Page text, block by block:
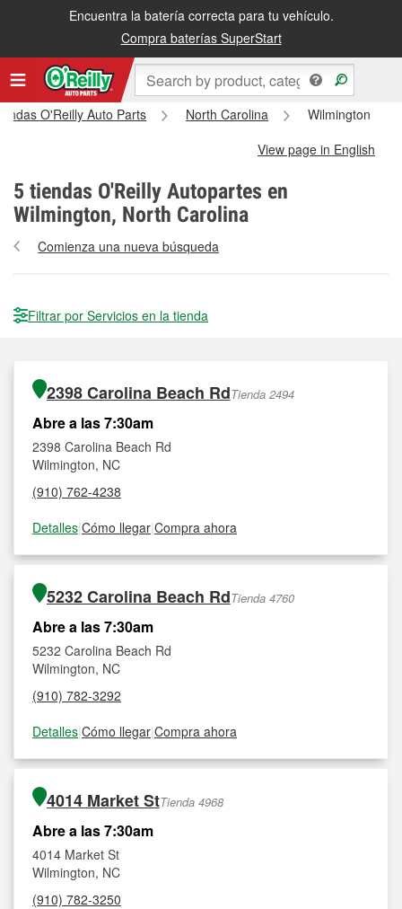
Encuentra la batería correcta para tu vehículo.
Compra baterías SuperStart
O'Reilly Auto Parts North Carolina
Wilmington
View page in English
5 tiendas O'Reilly Autopartes en
Wilmington, North Carolina
Comienza una nueva búsqueda
Filtrar por Servicios en la tienda
2398 Carolina Beach RdTienda 2494
Abre a las 7:30am
2398 Carolina Beach Rd
Wilmington, NC
(910) 762-4238
Detalles|Cómo llegar|Compra ahora
5232 Carolina Beach RdTienda 4760
Abre a las 7:30am
5232 Carolina Beach Rd
Wilmington, NC
(910) 782-3292
Detalles|Cómo llegar|Compra ahora
4014 Market StTienda 4968
Abre a las 7:30am
4014 Market St
Wilmington, NC
(910) 782-3250